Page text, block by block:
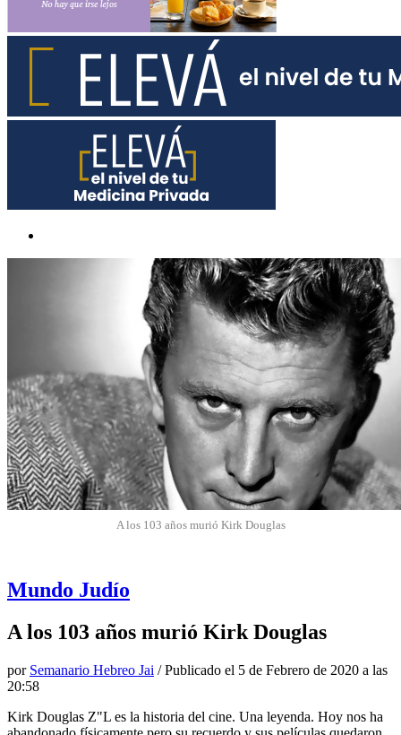
A los 103 años murió Kirk Douglas
Mundo Judío
A los 103 años murió Kirk Douglas
por Semanario Hebreo Jai / Publicado el 5 de Febrero de 2020 a las
20:58
Kirk Douglas Z"L es la historia del cine. Una leyenda. Hoy nos ha